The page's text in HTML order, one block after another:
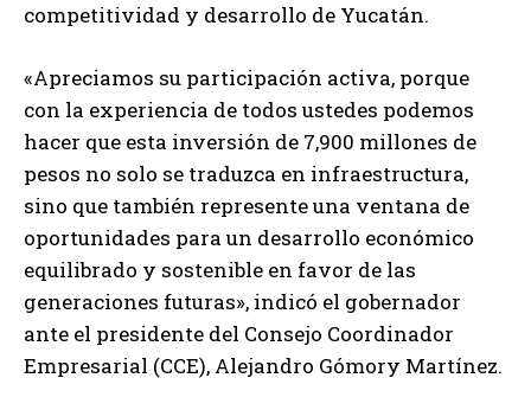
competitividad y desarrollo de Yucatán.
«Apreciamos su participación activa, porque
con la experiencia de todos ustedes podemos
hacer que esta inversión de 7,900 millones de
pesos no solo se traduzca en infraestructura,
sino que también represente una ventana de
oportunidades para un desarrollo económico
equilibrado y sostenible en favor de las
generaciones futuras», indicó el gobernador
ante el presidente del Consejo Coordinador
Empresarial (CCE), Alejandro Gómory Martínez.